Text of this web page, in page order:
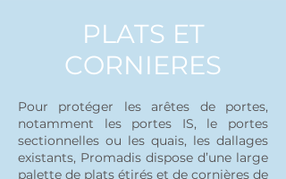
PLATS ET
CORNIERES
Pour protéger les arêtes de portes,
notamment les portes IS, le portes
sectionnelles ou les quais, les dallages
existants, Promadis dispose d’une large
palette de plats étirés et de cornières de